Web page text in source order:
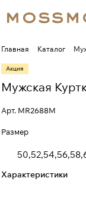
Главная Каталог
Акция
Мужская
Арт. MR2688M
Размер
Характеристики